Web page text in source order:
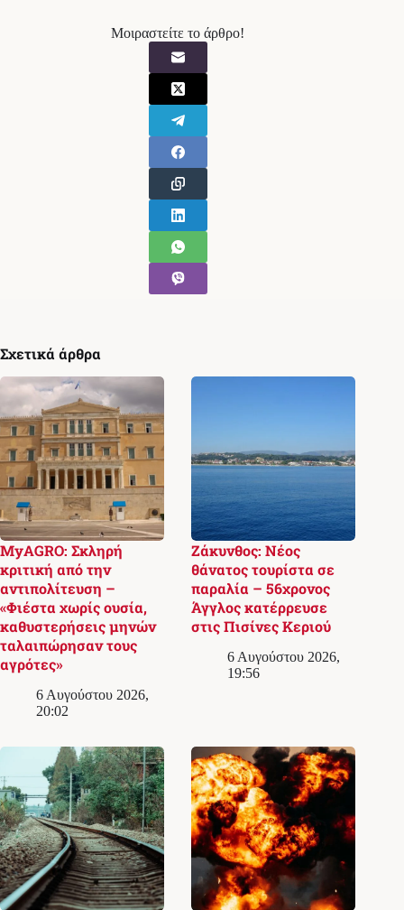
Μοιραστείτε το άρθρο!
Σχετικά άρθρα
MyAGRO: Σκληρή
κριτική από την
αντιπολίτευση –
«Φιέστα χωρίς ουσία,
καθυστερήσεις μηνών
ταλαιπώρησαν τους
αγρότες»
6 Αυγούστου 2026,
20:02
Ζάκυνθος: Νέος
θάνατος τουρίστα σε
παραλία – 56χρονος
Άγγλος κατέρρευσε
στις Πισίνες Κεριού
6 Αυγούστου 2026,
19:56